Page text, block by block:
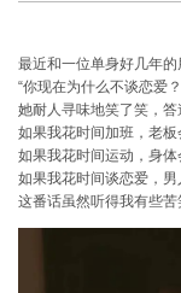
最近和一位单身好几年的
“你现在为什么不谈恋爱
她耐人寻味地笑了笑，答
如果我花时间加班，老板
如果我花时间运动，身体
如果我花时间谈恋爱，男
这番话虽然听得我有些苦